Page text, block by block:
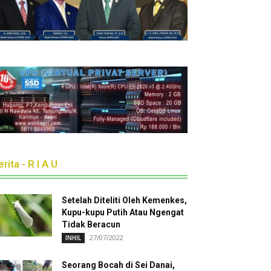
- R I A U
Setelah Diteliti Oleh Kemenkes,
Kupu-kupu Putih Atau Ngengat
Tidak Beracun
INHIL 27/07/2022
Seorang Bocah di Sei Danai,